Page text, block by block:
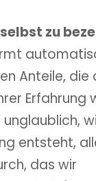
zu
Anteile, die
Erfahrung
unglaublich,
entsteht,
das wir